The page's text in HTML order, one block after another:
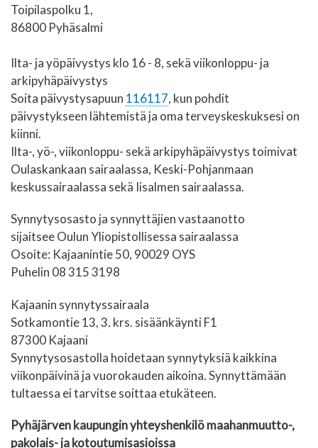
Toipilaspolku 1,
86800 Pyhäsalmi
Ilta- ja yöpäivystys klo 16 - 8, sekä viikonloppu- ja
arkipyhäpäivystys
Soita päivystysapuun 116117, kun pohdit
päivystykseen lähtemistä ja oma terveyskeskuksesi on
kiinni.
Ilta-, yö-, viikonloppu- sekä arkipyhäpäivystys toimivat
Oulaskankaan sairaalassa, Keski-Pohjanmaan
keskussairaalassa sekä Iisalmen sairaalassa.
Synnytysosasto ja synnyttäjien vastaanotto
sijaitsee Oulun Yliopistollisessa sairaalassa
Osoite: Kajaanintie50, 90029 OYS
Puhelin 08 315 3198
Kajaanin synnytyssairaala
Sot­ka­mon­tie 13, 3. krs. si­sään­käyn­ti F1
87300 Ka­jaa­ni
Synnytysosastolla hoidetaan synnytyksiä kaikkina
viikonpäivinä ja vuorokauden aikoina. Synnyttämään
tultaessa ei tarvitse soittaa etukäteen.
Pyhäjärven kaupungin yhteyshenkilö maahanmuutto-,
pakolais- ja kotoutumisasioissa